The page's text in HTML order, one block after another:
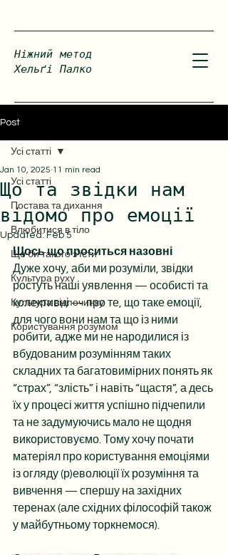
Ніжний метод
Хельґі Палко
Post
Усі статті
Постава та дихання
Влюбитися в тіло
Що би такого зʼїсти
Культура руху
Культура відпочинку
Користування розумом
Усі статті
Що та звідки нам
відомо про емоції
Jan 10, 2025 11 min read
Updated: Feb 5
Щось що проситься назовні
Дуже хочу, аби ми розуміли, звідки
ростуть наші уявлення — особисті та
колективні — про те, що таке емоції,
для чого вони нам та що із ними
робити, адже ми не народилися із
вбудованим розумінням таких
складних та багатовимірних понять як
“страх”, “злість” і навіть “щастя”, а десь
їх у процесі життя успішно підчепили
та не задумуючись мало не щодня
використовуємо. Тому хочу почати
матеріял про користування емоціями
із огляду (р)еволюції їх розуміння та
вивчення — спершу на західних
теренах (але східних філософій також
у майбутньому торкнемося).